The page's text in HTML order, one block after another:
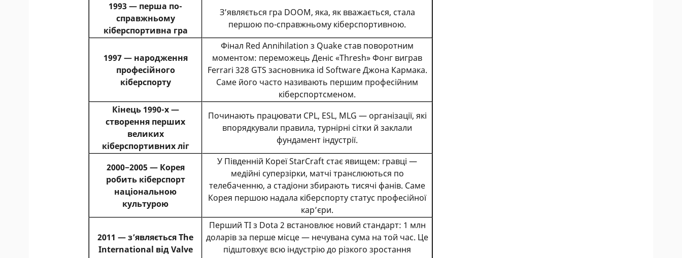
1993 — перша по-
справжньому
кіберспортивна гра
Зʼявляється гра DOOM, яка, як вважається, стала
першою по-справжньому кіберспортивною.
1997 — народження
професійного
кіберспорту
Фінал Red Annihilation з Quake став поворотним
моментом: переможець Деніс «Thresh» Фонг виграв
Ferrari 328 GTS засновника id Software Джона Кармака.
Саме його часто називають першим професійним
кіберспортсменом.
Кінець 1990-х —
створення перших
великих
кіберспортивних ліг
Починають працювати CPL, ESL, MLG — організації, які
впорядкували правила, турнірні сітки й заклали
фундамент індустрії.
2000−2005 — Корея
робить кіберспорт
національною
культурою
У Південній Кореї StarCraft стає явищем: гравці —
медійні суперзірки, матчі транслюються по
телебаченню, а стадіони збирають тисячі фанів. Саме
Корея першою надала кіберспорту статус професійної
кар’єри.
2011 — з’являється The
International від Valve
Перший TI з Dota 2 встановлює новий стандарт: 1 млн
доларів за перше місце — нечувана сума на той час. Це
підштовхує всю індустрію до різкого зростання